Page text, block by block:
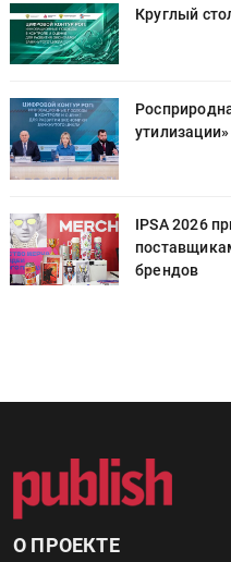
Круглый
утилизации»
IPSA 2026
брендов
О ПРОЕКТЕ